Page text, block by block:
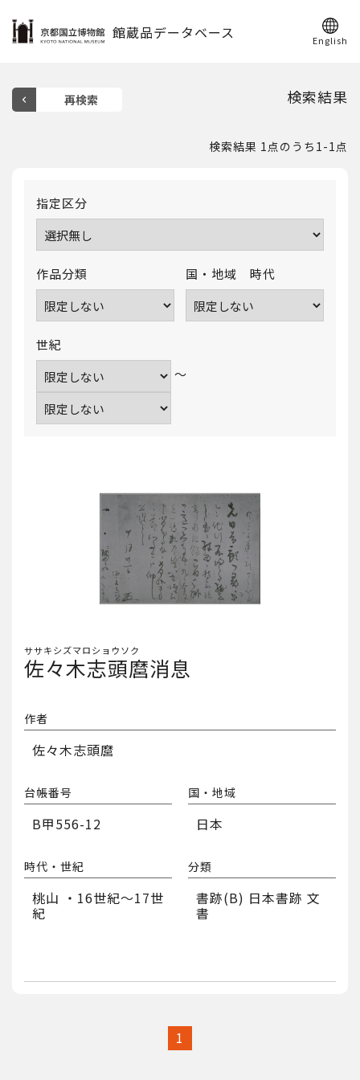
館蔵品データベース English
検索結果
検索結果 1点のうち1-1点
指定区分
作品分類 国・地域 時代
世紀
～
ササキシズマロショウソク
佐々木志頭麿消息
作者
佐々木志頭麿
台帳番号
B甲556-12
国・地域
日本
時代・世紀
桃山 ・16世紀～17世
紀
分類
書跡(B) 日本書跡 文
書
1